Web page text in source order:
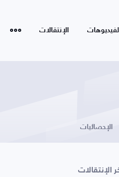
الفيديوهات الإنتقالات
الإحصائيات
الإنتقالات